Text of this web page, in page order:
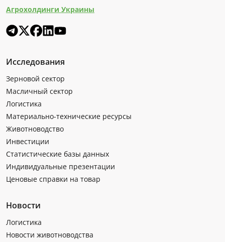
Агрохолдинги Украины
Исследования
Зерновой сектор
Масличный сектор
Логистика
Материально-технические ресурсы
Животноводство
Инвестиции
Статистические базы данных
Индивидуальные презентации
Ценовые справки на товар
Новости
Логистика
Новости животноводства